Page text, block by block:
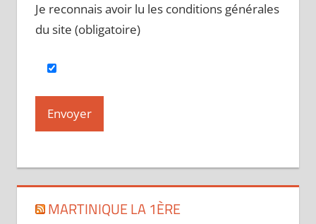
Je reconnais avoir lu les conditions générales
du site (obligatoire)
MARTINIQUE LA 1ÈRE